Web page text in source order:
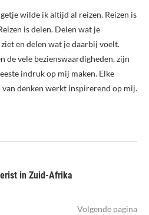
wilde ik altijd al reizen. Reizen is
is delen. Delen wat je
en delen wat je daarbij voelt.
de vele bezienswaardigheden, zijn
indruk op mij maken. Elke
van denken werkt inspirerend op mij.
in Zuid-Afrika
Volgende pagina